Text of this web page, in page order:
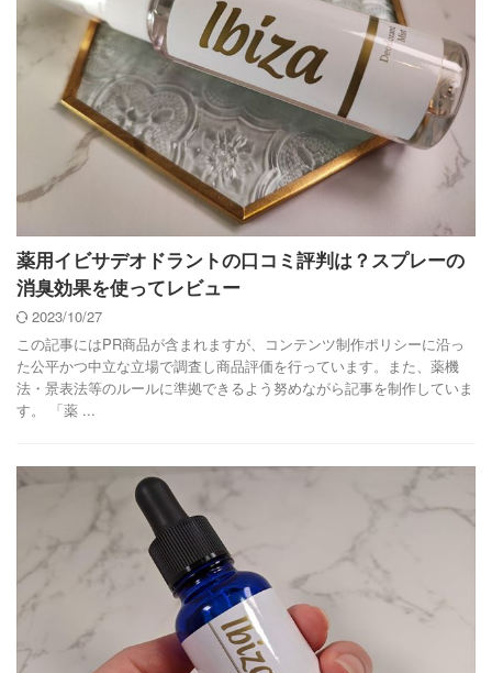
薬用イビサデオドラントの口コミ評判は？スプレーの
消臭効果を使ってレビュー
2023/10/27
この記事にはPR商品が含まれますが、コンテンツ制作ポリシーに沿っ
た公平かつ中立な立場で調査し商品評価を行っています。また、薬機
法・景表法等のルールに準拠できるよう努めながら記事を制作していま
す。 「薬 ...